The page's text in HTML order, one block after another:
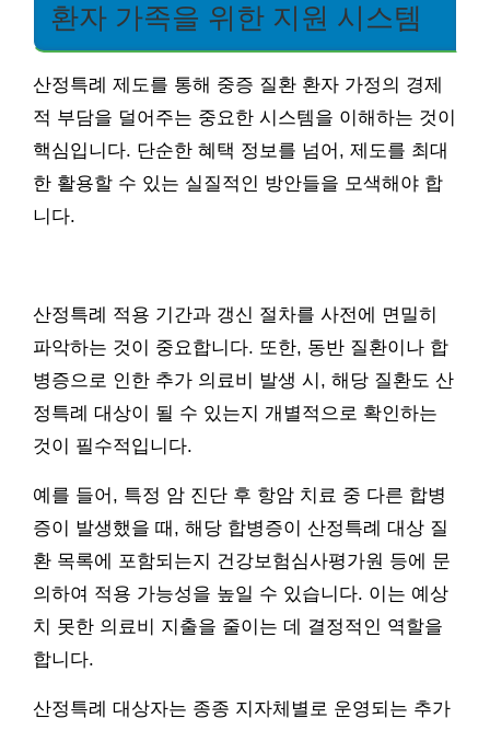
환자 가족을 위한 지원 시스템
산정특례 제도를 통해 중증 질환 환자 가정의 경제
적 부담을 덜어주는 중요한 시스템을 이해하는 것이
핵심입니다. 단순한 혜택 정보를 넘어, 제도를 최대
한 활용할 수 있는 실질적인 방안들을 모색해야 합
니다.
산정특례 적용 기간과 갱신 절차를 사전에 면밀히
파악하는 것이 중요합니다. 또한, 동반 질환이나 합
병증으로 인한 추가 의료비 발생 시, 해당 질환도 산
정특례 대상이 될 수 있는지 개별적으로 확인하는
것이 필수적입니다.
예를 들어, 특정 암 진단 후 항암 치료 중 다른 합병
증이 발생했을 때, 해당 합병증이 산정특례 대상 질
환 목록에 포함되는지 건강보험심사평가원 등에 문
의하여 적용 가능성을 높일 수 있습니다. 이는 예상
치 못한 의료비 지출을 줄이는 데 결정적인 역할을
합니다.
산정특례 대상자는 종종 지자체별로 운영되는 추가